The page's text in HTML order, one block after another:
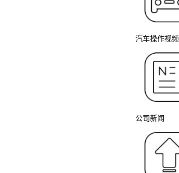
汽车操作视频
公司新闻